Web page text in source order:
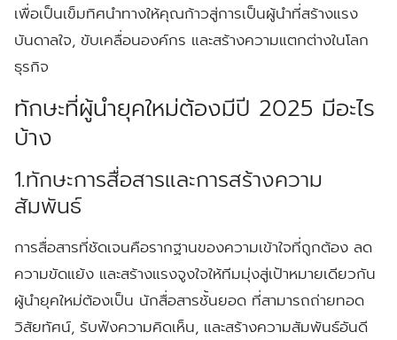
เพื่อเป็นเข็มทิศนำทางให้คุณก้าวสู่การเป็นผู้นำที่สร้างแรง
บันดาลใจ, ขับเคลื่อนองค์กร และสร้างความแตกต่างในโลก
ธุรกิจ
ทักษะที่ผู้นำยุคใหม่ต้องมีปี 2025 มีอะไร
บ้าง
1.ทักษะการสื่อสารและการสร้างความ
สัมพันธ์
การสื่อสารที่ชัดเจนคือรากฐานของความเข้าใจที่ถูกต้อง ลด
ความขัดแย้ง และสร้างแรงจูงใจให้ทีมมุ่งสู่เป้าหมายเดียวกัน
ผู้นำยุคใหม่ต้องเป็น นักสื่อสารชั้นยอด ที่สามารถถ่ายทอด
วิสัยทัศน์, รับฟังความคิดเห็น, และสร้างความสัมพันธ์อันดี